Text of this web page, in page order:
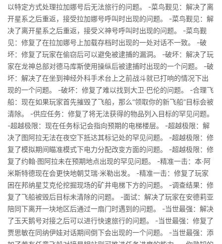
以特定方式处理拉加娜号后无法旅行的问题。 -菜鸟觐见：解决了离
开星系之后重返，接受拉加娜号呼叫时出现的问题。 -菜鸟觐见：解
决了离开星系之后重返，接受义神号呼叫时出现的问题。 -菜鸟觐
见：修复了在拉加娜号上加载存档时出现的一处对话不一致。 -破
坏：修复了玩家在偷窃后可以避免被逮捕的漏洞。 -破坏：解决了玩
家在龙神总部对德马库斯使用操纵后被逮捕时出现的一个问题。 -破
坏：解决了在坐到神经外科手术台上之前战斗就已打响的情况下出
现的一个问题。 -破坏：修复了难以找到大卫·巴伦的问题。 -合理飞
船：现在如果玩家首先摧毁了飞船，那么“领取你的新飞船”目标会被
清除。 -供应任务：修复了将无法获得的物品列入目标的罕见问题。
-超越极限：现在任务标记会指向预期的电梯楼层。 -超越极限：解
决了图阿拉无法在夜空下抵达其标记处的罕见问题。 -超越极限：修
复了模拟期间瞄准模式下电力分配改变方面的问题。 -超越极限：修
复了约翰·图阿拉未在预期地点出现的罕见问题。 -精准一击：本·阿
米斯特德现在会更快地朝艾瑞·米勒出发。 -精准一击：修复了玩家
困在邦纳星艾克伦挖掘现场的矿井电梯下方的问题。 -调查结果：修
复了飞船被毁后目标未清除的问题。 -面试：解决了玩家在安德莉亚
陪同下离开一块地区后通过一扇门时遇到的问题。 -当世最强：解决
了玉天鹅号对接之后可以进行快速旅行的问题。 -当世最强：修复了
贾思敏在同纳伊娃对话期间倒下会出现的一个问题。 -当世最强：添